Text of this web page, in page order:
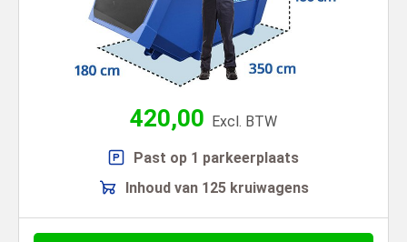
420,00 Excl. BTW
Past op 1 parkeerplaats
Inhoud van 125 kruiwagens